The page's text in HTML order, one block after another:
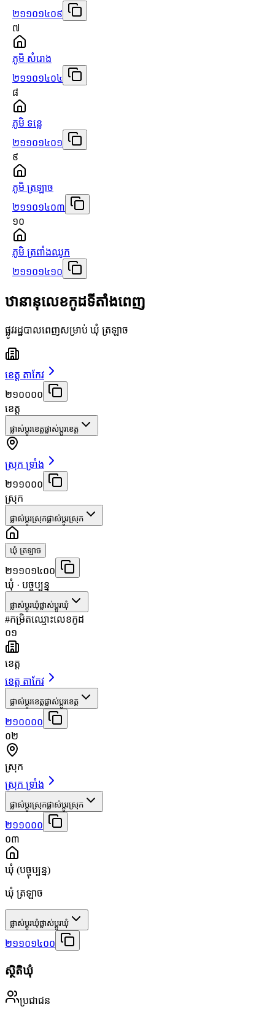
២១១០១៤០៩
៧
ភូមិ សំរោង
២១១០១៤០៤
៨
ភូមិ ទន្លេ
២១១០១៤០១
៩
ភូមិ ត្រឡាច
២១១០១៤០៣
១០
ភូមិ ត្រពាំងឈូក
២១១០១៤១០
ឋានានុលេខកូដទីតាំងពេញ
ផ្លូវរដ្ឋបាលពេញសម្រាប់ ឃុំ ត្រឡាច
ខេត្ត តាកែវ
២១០០០០
ខេត្ត
ផ្លាស់ប្តូរខេត្តផ្លាស់ប្តូរខេត្ត
ស្រុក ទ្រាំង
២១១០០០
ស្រុក
ផ្លាស់ប្តូរស្រុកផ្លាស់ប្តូរស្រុក
ឃុំ ត្រឡាច
២១១០១៤០០
ឃុំ · បច្ចុប្បន្ន
ផ្លាស់ប្តូរឃុំផ្លាស់ប្តូរឃុំ
#កម្រិតឈ្មោះលេខកូដ
០១
ខេត្ត
ខេត្ត តាកែវ
ផ្លាស់ប្តូរខេត្តផ្លាស់ប្តូរខេត្ត
២១០០០០
០២
ស្រុក
ស្រុក ទ្រាំង
ផ្លាស់ប្តូរស្រុកផ្លាស់ប្តូរស្រុក
២១១០០០
០៣
ឃុំ (បច្ចុប្បន្ន)
ឃុំ ត្រឡាច
ផ្លាស់ប្តូរឃុំផ្លាស់ប្តូរឃុំ
២១១០១៤០០
ស្ថិតិឃុំ
ប្រជាជន